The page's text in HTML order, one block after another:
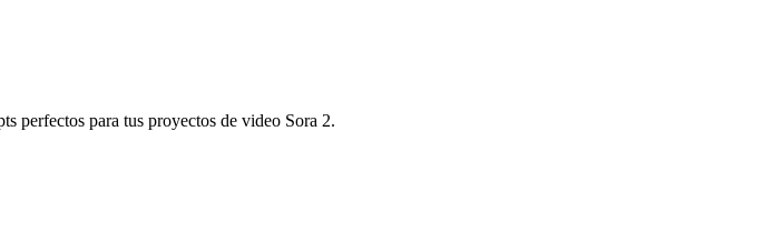
perfectos para tus proyectos de video Sora 2.